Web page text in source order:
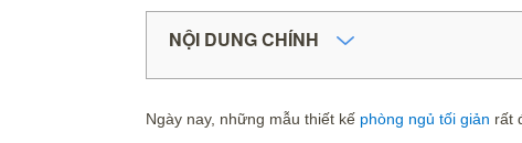
NỘI DUNG CHÍNH
Ngày nay, những mẫu thiết kế phòng ngủ tối giản rất